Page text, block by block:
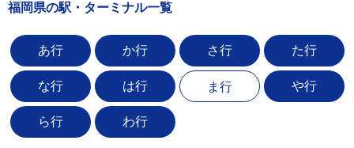
福岡県の駅・ターミナル一覧
あ行 か行 さ行 た行
な行 は行 ま行 や行
ら行 わ行